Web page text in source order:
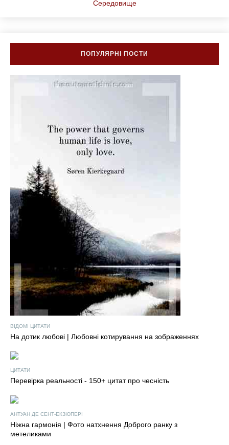
Середовище
ПОПУЛЯРНІ ПОСТИ
ВІДОМІ ЦИТАТИ
На дотик любові | Любовні котирування на зображеннях
ЦИТАТИ
Перевірка реальності - 150+ цитат про чесність
АНТУАН ДЕ СЕНТ-ЕКЗЮПЕРІ
Ніжна гармонія | Фото натхнення Доброго ранку з
метеликами